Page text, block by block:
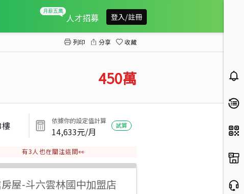
人才招募 登入/註冊
列印 分享 收藏
450萬
依據你的設定值計算
14,633元/月
試算
有3 人也在關注這間👀
屋-斗六雲林國中加盟店